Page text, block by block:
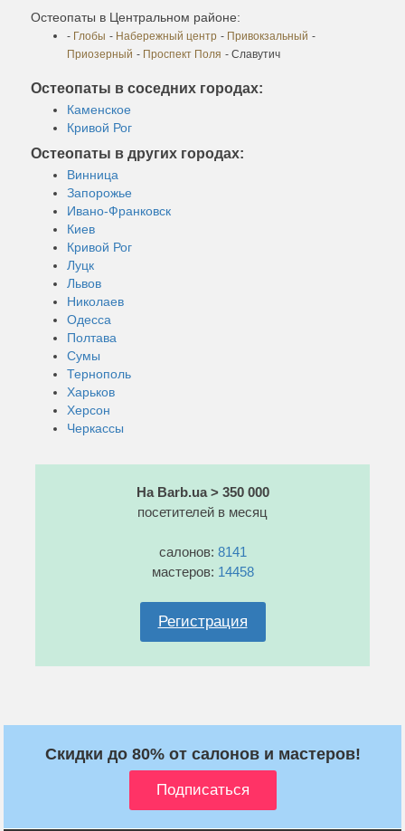
Остеопаты в Центральном районе:
- Глобы - Набережный центр - Привокзальный -
Приозерный - Проспект Поля - Славутич
Остеопаты в соседних городах:
Каменское
Кривой Рог
Остеопаты в других городах:
Винница
Запорожье
Ивано-Франковск
Киев
Кривой Рог
Луцк
Львов
Николаев
Одесса
Полтава
Сумы
Тернополь
Харьков
Херсон
Черкассы
На Barb.ua > 350 000
посетителей в месяц
салонов: 8141
мастеров: 14458
Регистрация
Скидки до 80% от салонов и мастеров!